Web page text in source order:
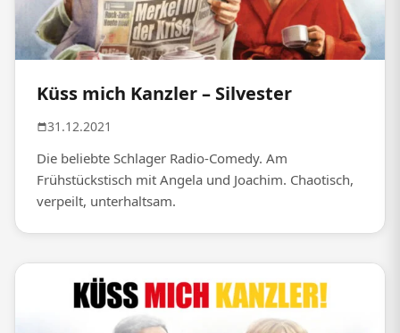
Küss mich Kanzler – Silvester
31.12.2021
Die beliebte Schlager Radio-Comedy. Am
Frühstückstisch mit Angela und Joachim. Chaotisch,
verpeilt, unterhaltsam.